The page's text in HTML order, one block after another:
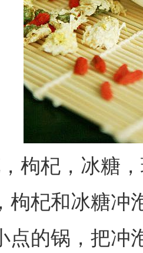
枸杞，冰糖
枸杞和冰糖冲
点的锅，把冲